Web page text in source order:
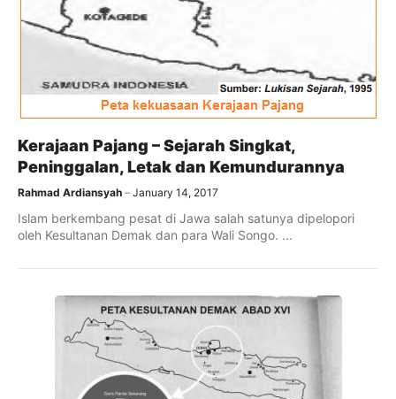
Kerajaan Pajang – Sejarah Singkat,
Peninggalan, Letak dan Kemundurannya
Rahmad Ardiansyah January 14, 2017
Islam berkembang pesat di Jawa salah satunya dipelopori
oleh Kesultanan Demak dan para Wali Songo. ...